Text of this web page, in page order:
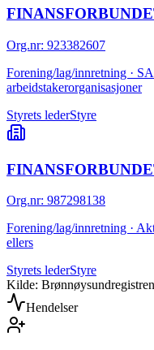
Org.nr: 923382607
Forening/lag/innretning ·
arbeidstakerorganisasjoner
Styrets lederStyre
Org.nr: 987298138
Forening/lag/innretning ·
ellers
Styrets lederStyre
Kilde:
Hendelser